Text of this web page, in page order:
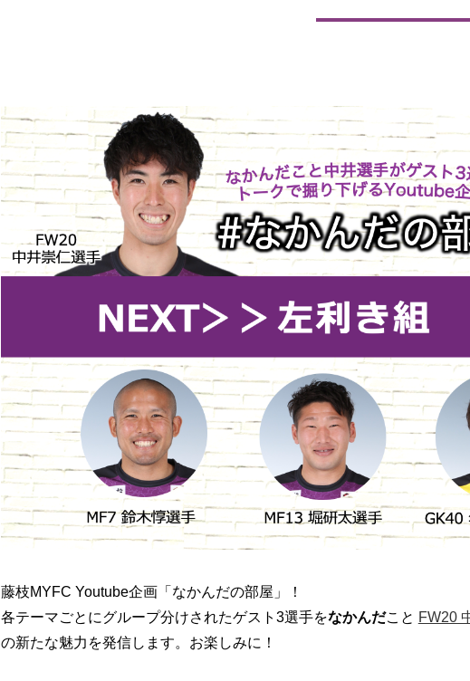
藤枝MYFC Youtube企画「なかんだの部屋」！
各テーマごとにグループ分けされたゲスト3選手をなかんだこと FW20
の新たな魅力を発信します。お楽しみに！